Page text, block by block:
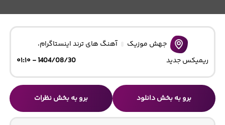
جهش موزیک آهنگ های ترند اینستاگرام،
ریمیکس جدید
1404/08/30 - ۰۱:۱۰
برو به بخش دانلود برو به بخش نظرات